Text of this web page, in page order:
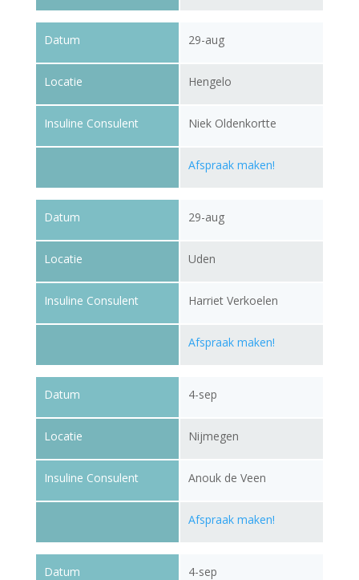
Datum
Locatie
Insuline Consulent
29-aug
Hengelo
Niek Oldenkortte
Afspraak maken!
Datum
Locatie
Insuline Consulent
29-aug
Uden
Harriet Verkoelen
Afspraak maken!
Datum
Locatie
Insuline Consulent
4-sep
Nijmegen
Anouk de Veen
Afspraak maken!
Datum 4-sep